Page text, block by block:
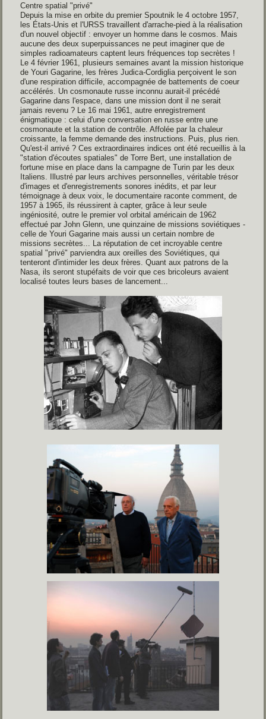
Centre spatial "privé"
Depuis la mise en orbite du premier Spoutnik le 4 octobre 1957,
les États-Unis et l'URSS travaillent d'arrache-pied à la réalisation
d'un nouvel objectif : envoyer un homme dans le cosmos. Mais
aucune des deux superpuissances ne peut imaginer que de
simples radioamateurs captent leurs fréquences top secrètes !
Le 4 février 1961, plusieurs semaines avant la mission historique
de Youri Gagarine, les frères Judica-Cordiglia perçoivent le son
d'une respiration difficile, accompagnée de battements de coeur
accélérés. Un cosmonaute russe inconnu aurait-il précédé
Gagarine dans l'espace, dans une mission dont il ne serait
jamais revenu ? Le 16 mai 1961, autre enregistrement
énigmatique : celui d'une conversation en russe entre une
cosmonaute et la station de contrôle. Affolée par la chaleur
croissante, la femme demande des instructions. Puis, plus rien.
Qu'est-il arrivé ? Ces extraordinaires indices ont été recueillis à la
"station d'écoutes spatiales" de Torre Bert, une installation de
fortune mise en place dans la campagne de Turin par les deux
Italiens. Illustré par leurs archives personnelles, véritable trésor
d'images et d'enregistrements sonores inédits, et par leur
témoignage à deux voix, le documentaire raconte comment, de
1957 à 1965, ils réussirent à capter, grâce à leur seule
ingéniosité, outre le premier vol orbital américain de 1962
effectué par John Glenn, une quinzaine de missions soviétiques -
celle de Youri Gagarine mais aussi un certain nombre de
missions secrètes... La réputation de cet incroyable centre
spatial "privé" parviendra aux oreilles des Soviétiques, qui
tenteront d'intimider les deux frères. Quant aux patrons de la
Nasa, ils seront stupéfaits de voir que ces bricoleurs avaient
localisé toutes leurs bases de lancement...